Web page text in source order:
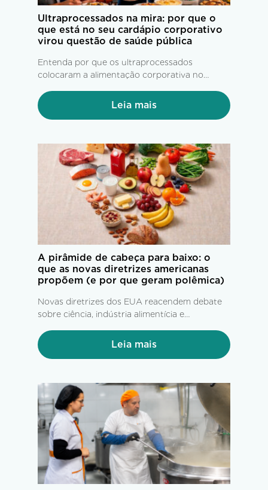
Ultraprocessados na mira: por que o
que está no seu cardápio corporativo
virou questão de saúde pública
Entenda por que os ultraprocessados
colocaram a alimentação corporativa no
produtividade e bem-estar.
Leia mais
A pirâmide de cabeça para baixo: o
que as novas diretrizes americanas
propõem (e por que geram polêmica)
Novas diretrizes dos EUA reacendem debate
sobre ciência, indústria alimentícia e
Leia mais